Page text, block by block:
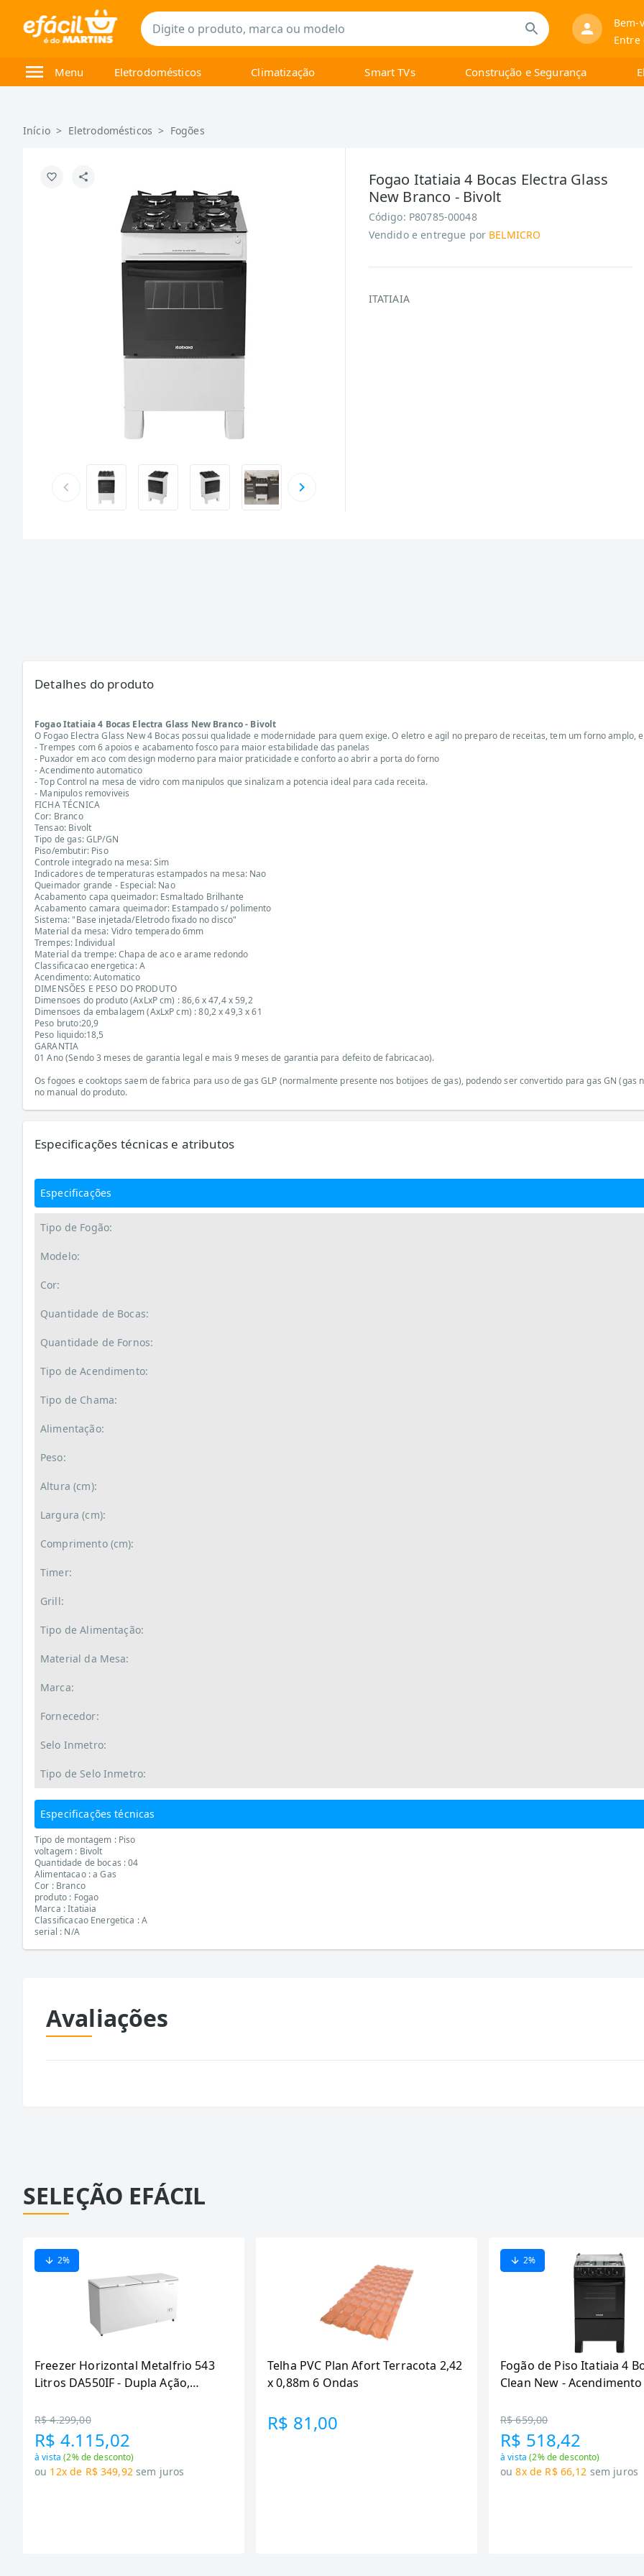
Bem-
Entre
Menu Eletrodomésticos Climatização Smart TVs Construção e Segurança
Início > Eletrodomésticos > Fogões
Fogao Itatiaia 4 Bocas Electra Glass
New Branco - Bivolt
Código: P80785-00048
Vendido e entregue por BELMICRO
ITATIAIA
Detalhes do produto
Fogao Itatiaia 4 Bocas Electra Glass New Branco - Bivolt
O Fogao Electra Glass New 4 Bocas possui qualidade e modernidade para quem exige. O eletro e agil no preparo de receitas, tem um forno amplo,
- Trempes com 6 apoios e acabamento fosco para maior estabilidade das panelas
- Puxador em aco com design moderno para maior praticidade e conforto ao abrir a porta do forno
- Acendimento automatico
- Top Control na mesa de vidro com manipulos que sinalizam a potencia ideal para cada receita.
- Manipulos removiveis
FICHA TÉCNICA
Cor: Branco
Tensao: Bivolt
Tipo de gas: GLP/GN
Piso/embutir: Piso
Controle integrado na mesa: Sim
Indicadores de temperaturas estampados na mesa: Nao
Queimador grande - Especial: Nao
Acabamento capa queimador: Esmaltado Brilhante
Acabamento camara queimador: Estampado s/ polimento
Sistema: "Base injetada/Eletrodo fixado no disco"
Material da mesa: Vidro temperado 6mm
Trempes: Individual
Material da trempe: Chapa de aco e arame redondo
Classificacao energetica: A
Acendimento: Automatico
DIMENSÕES E PESO DO PRODUTO
Dimensoes do produto (AxLxP cm) : 86,6 x 47,4 x 59,2
Dimensoes da embalagem (AxLxP cm) : 80,2 x 49,3 x 61
Peso bruto:20,9
Peso liquido:18,5
GARANTIA
01 Ano (Sendo 3 meses de garantia legal e mais 9 meses de garantia para defeito de fabricacao).
Os fogoes e cooktops saem de fabrica para uso de gas GLP (normalmente presente nos botijoes de gas), podendo ser convertido para gas GN
no manual do produto.
Especificações técnicas e atributos
Especificações
Tipo de Fogão:
Modelo:
Cor:
Quantidade de Bocas:
Quantidade de Fornos:
Tipo de Acendimento:
Tipo de Chama:
Alimentação:
Peso:
Altura (cm):
Largura (cm):
Comprimento (cm):
Timer:
Grill:
Tipo de Alimentação:
Material da Mesa:
Marca:
Fornecedor:
Selo Inmetro:
Tipo de Selo Inmetro:
Especificações técnicas
Tipo de montagem : Piso
voltagem : Bivolt
Quantidade de bocas : 04
Alimentacao : a Gas
Cor : Branco
produto : Fogao
Marca : Itatiaia
Classificacao Energetica : A
serial : N/A
Avaliações
SELEÇÃO EFÁCIL
2%
Freezer Horizontal Metalfrio 543
Litros DA550IF - Dupla Ação,
R$ 4.299,00
R$ 4.115,02
à vista(2% de desconto)
ou 12x de R$ 349,92 sem juros
Telha PVC Plan Afort Terracota 2,42
x 0,88m 6 Ondas
R$ 81,00
2%
Fogão de Piso Itatiaia 4
Clean New -
R$ 659,00
R$ 518,42
à vista(2% de desconto)
ou 8x de R$ 66,12 sem juros